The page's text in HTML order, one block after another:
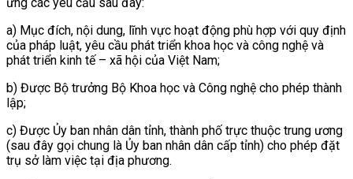
a) Mục đích, nội dung, lĩnh vực hoạt động phù hợp với quy định
của pháp luật, yêu cầu phát triển khoa học và công nghệ và
phát triển kinh tế – xã hội của Việt Nam;
b) Được Bộ trưởng Bộ Khoa học và Công nghệ cho phép thành
lập;
c) Được Ủy ban nhân dân tỉnh, thành phố trực thuộc trung ương
(sau đây gọi chung là Ủy ban nhân dân cấp tỉnh) cho phép đặt
trụ sở làm việc tại địa phương.